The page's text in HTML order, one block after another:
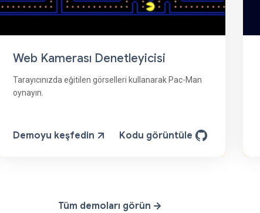
Web Kamerası Denetleyicisi
Tarayıcınızda eğitilen görselleri kullanarak Pac-Man
oynayın.
Demoyu keşfedin Kodu görüntüle
Tüm demoları görün